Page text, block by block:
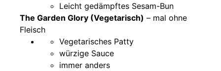
Leicht gedämpftes Sesam-Bun
The Garden Glory (Vegetarisch) – mal ohne
Fleisch
Vegetarisches Patty
würzige Sauce
immer anders